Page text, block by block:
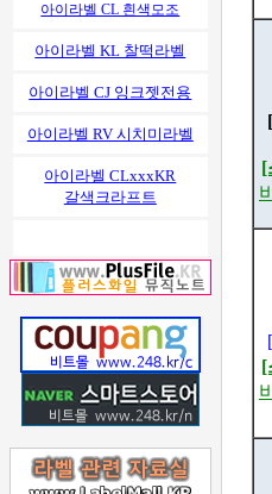
아이라벨 CL 흰색모조
아이라벨 KL 찰떡라벨
아이라벨 CJ 잉크젯전용
아이라벨 RV 시치미라벨
아이라벨 CLxxxKR
갈색크라프트
[
[